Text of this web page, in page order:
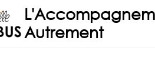
Autrement